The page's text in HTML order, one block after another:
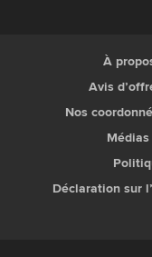
À
Avis
Nos
Médias
Déclaration sur